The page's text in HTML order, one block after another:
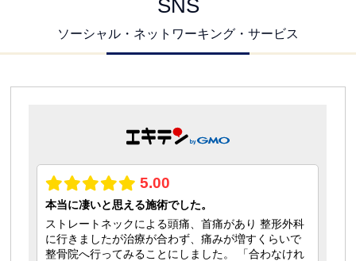
SNS
ソーシャル・ネットワーキング・サービス